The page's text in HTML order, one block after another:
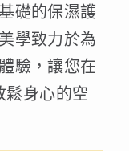
礎的保濕護
學致力於為
驗，讓您在
鬆身心的空